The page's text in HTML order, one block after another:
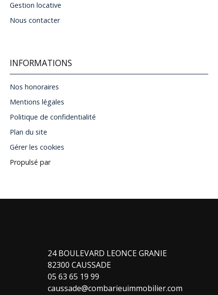
Gestion locative
Nous contacter
INFORMATIONS
Nos honoraires
Mentions légales
Politique de confidentialité
Plan du site
Gérer les cookies
Propulsé par
24 BOULEVARD LEONCE GRANIE
82300 CAUSSADE
05 63 65 19 99
caussade@combarieuimmobilier.com